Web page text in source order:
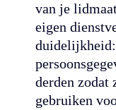
van je
eigen
derden zodat
gebruiken